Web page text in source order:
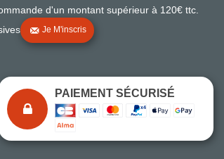
d'un montant supérieur à 120€ ttc.
Je M'inscris
PAIEMENT SÉCURISÉ